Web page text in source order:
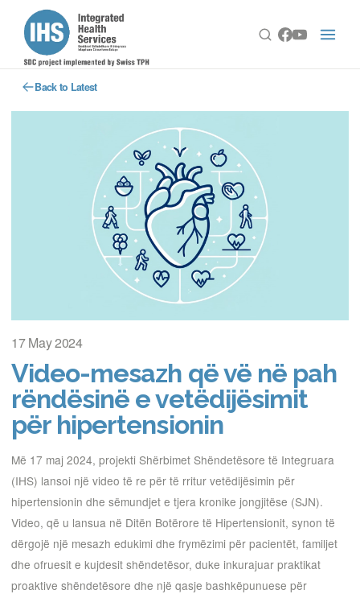
Back to Latest
17 May 2024
Video-mesazh që vë në pah
rëndësinë e vetëdijësimit
për hipertensionin
Më 17 maj 2024, projekti Shërbimet Shëndetësore të Integruara
(IHS) lansoi një video të re për të rritur vetëdijësimin për
hipertensionin dhe sëmundjet e tjera kronike jongjitëse (SJN).
Video, që u lansua në Ditën Botërore të Hipertensionit, synon të
dërgojë një mesazh edukimi dhe frymëzimi për pacientët, familjet
dhe ofruesit e kujdesit shëndetësor, duke inkurajuar praktikat
proaktive shëndetësore dhe një qasje bashkëpunuese për